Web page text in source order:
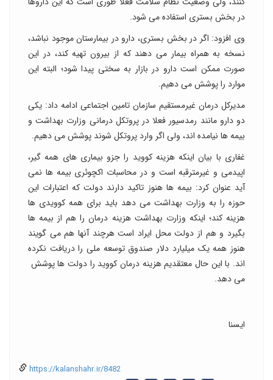
در بخش بستری استفاده می شود.
وی افزود: اگر در بخش بستری، دارو در بیمارستان موجود نباشد،
نسخه به همراه بیمار می دهند که از بیرون تهیه کند، در این
صورت ممکن است دارو در بازار به سختی پیدا شود؛ البته این
موارد را پوشش می دهیم.
مدیرکل درمان غیرمستقیم سازمان تامین اجتماعی ادامه داد: یکی
دو دارو مانند رمدسیور فعلا در پروتکل درمانی وزارت بهداشت و
بیمه ها نیامده اند، ولی اگر وارد پروتکل شوند پوشش می دهیم.
غفاری با بیان اینکه هزینه کووید را جزو بیماری های همه گیر،
اپیدمی و غیرمترقبه است و در محاسبات اکچوئری بیمه ها نمی
آید عنوان کرد: بیمه ها هنوز تاکید دارند دولت که اعتبارات این
حوزه را به وزارت بهداشت می دهد باید برای همه کوویدی ها
هزینه کند؛ اینکه وزارت بهداشت هزینه درمان را هم از بیمه ها
بگیرد و هم از دولت محل ایراد است هرچند آنها هم می گویند
هنوز همه یک میلیارد دلار صندوق توسعه ملی را دریافت نکرده
اند. با این حال معتقدیم هزینه درمان کووید را دولت ها پوشش
می دهد.
ایسنا
https://kalanshahr.ir/8482